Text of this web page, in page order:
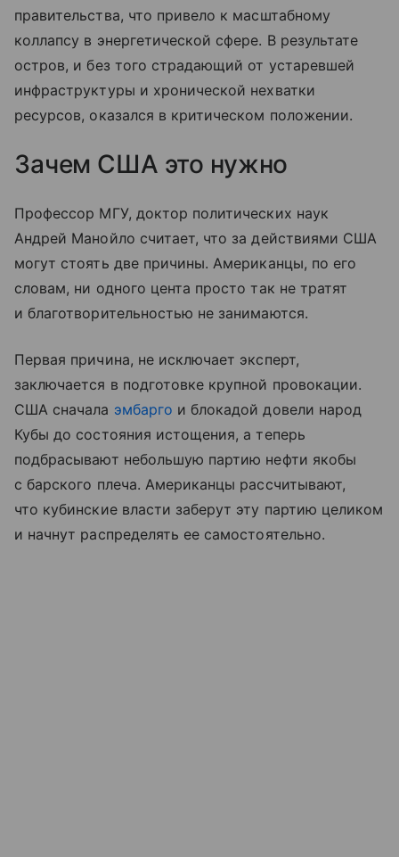
правительства, что привело к масштабному
коллапсу в энергетической сфере. В результате
остров, и без того страдающий от устаревшей
инфраструктуры и хронической нехватки
ресурсов, оказался в критическом положении.
Зачем США это нужно
Профессор МГУ, доктор политических наук
Андрей Манойло считает, что за действиями США
могут стоять две причины. Американцы, по его
словам, ни одного цента просто так не тратят
и благотворительностью не занимаются.
Первая причина, не исключает эксперт,
заключается в подготовке крупной провокации.
США сначала эмбарго и блокадой довели народ
Кубы до состояния истощения, а теперь
подбрасывают небольшую партию нефти якобы
с барского плеча. Американцы рассчитывают,
что кубинские власти заберут эту партию целиком
и начнут распределять ее самостоятельно.